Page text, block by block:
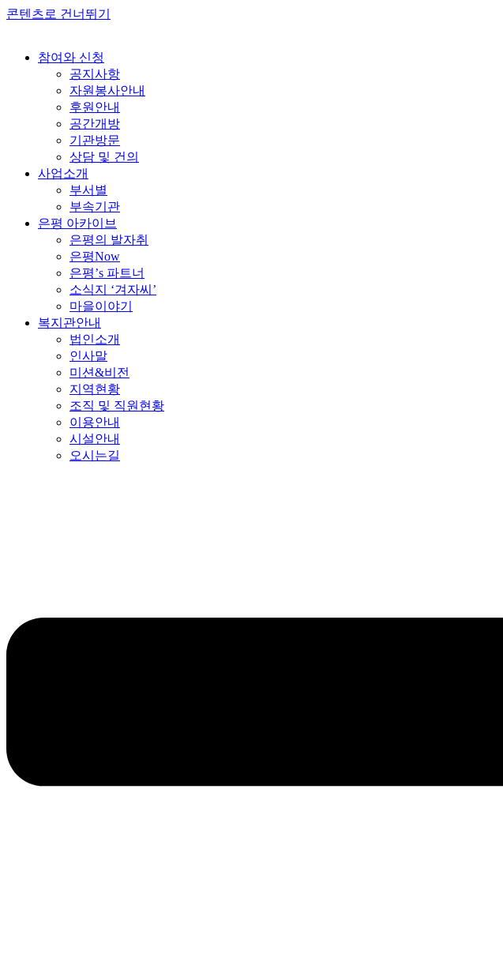
콘텐츠로 건너뛰기
참여와 신청
공지사항
자원봉사안내
후원안내
공간개방
기관방문
상담 및 건의
사업소개
부서별
부속기관
은평 아카이브
은평의 발자취
은평Now
은평’s 파트너
소식지 ‘겨자씨’
마을이야기
복지관안내
법인소개
인사말
미션&비전
지역현황
조직 및 직원현황
이용안내
시설안내
오시는길